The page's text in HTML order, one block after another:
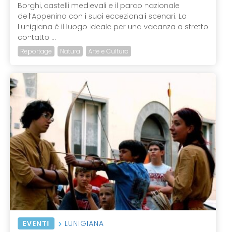
Borghi, castelli medievali e il parco nazionale
dell’Appenino con i suoi eccezionali scenari. La
Lunigiana è il luogo ideale per una vacanza a stretto
contatto ...
Reportage Natura Arte e Cultura
EVENTI LUNIGIANA